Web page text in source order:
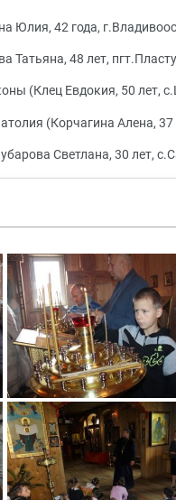
Юлия, 42 года,
Татьяна, 48 лет,
(Клец Евдокия, 50 лет,
(Корчагина Алена, 37
Светлана, 30 лет,